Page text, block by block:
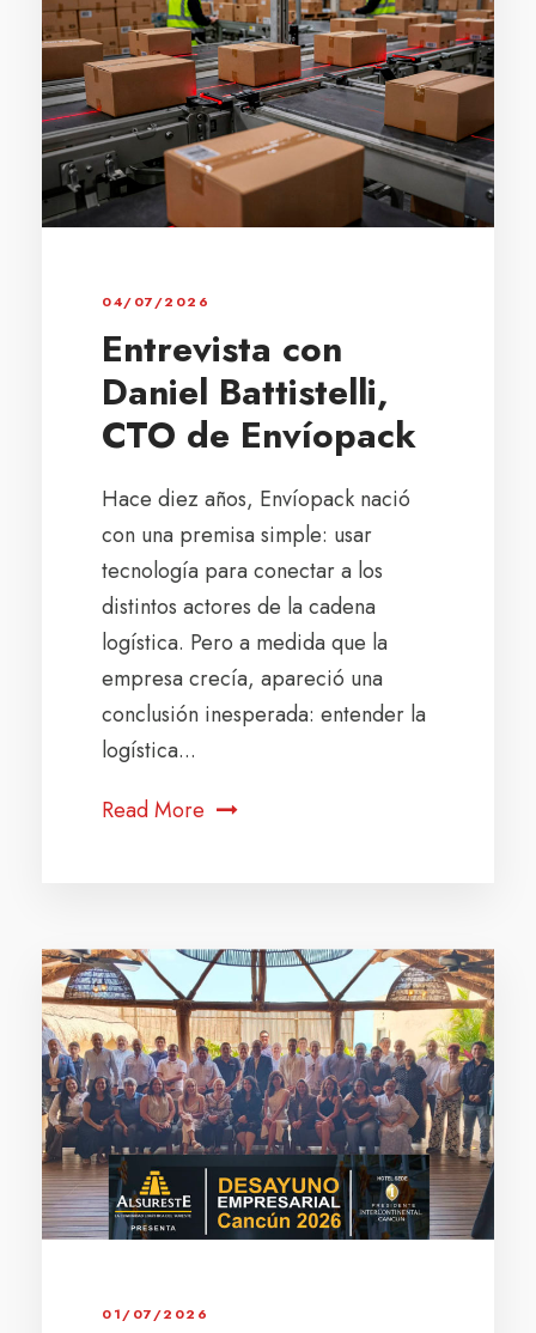
04/07/2026
Entrevista con
Daniel Battistelli,
CTO de Envíopack
Hace diez años, Envíopack nació
con una premisa simple: usar
tecnología para conectar a los
distintos actores de la cadena
logística. Pero a medida que la
empresa crecía, apareció una
conclusión inesperada: entender la
logística...
Read More
01/07/2026